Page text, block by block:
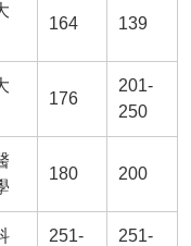
164 139
176
201-
250
180 200
251-
251-